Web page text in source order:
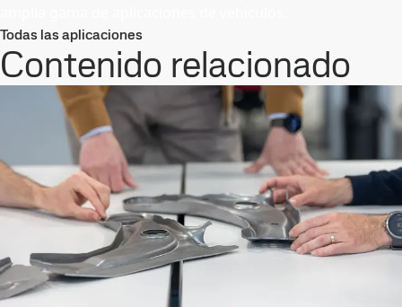
Todas las aplicaciones
Contenido relacionado